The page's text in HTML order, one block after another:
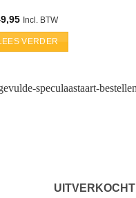
Incl. BTW
LEES VERDER
UITVERKOCHT